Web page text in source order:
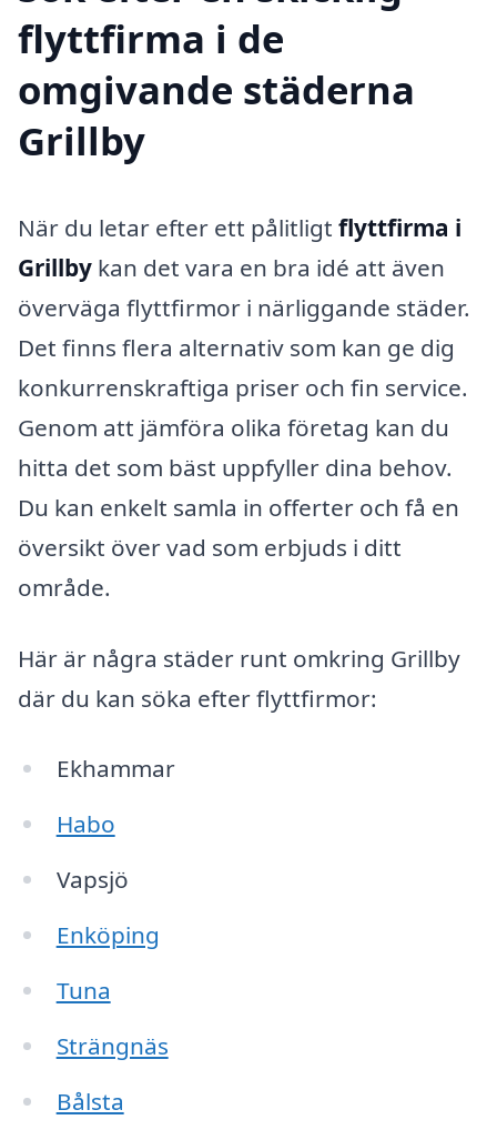
flyttfirma i de
omgivande städerna
Grillby
När du letar efter ett pålitligt flyttfirma i
Grillby kan det vara en bra idé att även
överväga flyttfirmor i närliggande städer.
Det finns flera alternativ som kan ge dig
konkurrenskraftiga priser och fin service.
Genom att jämföra olika företag kan du
hitta det som bäst uppfyller dina behov.
Du kan enkelt samla in offerter och få en
översikt över vad som erbjuds i ditt
område.
Här är några städer runt omkring Grillby
där du kan söka efter flyttfirmor:
Ekhammar
Habo
Vapsjö
Enköping
Tuna
Strängnäs
Bålsta